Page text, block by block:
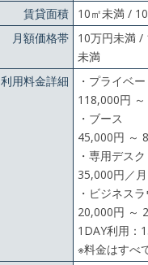
賃貸面積
10㎡未満 /
月額価格帯
10万円未満 /
未満
利用料金詳細
・プライベ
118,000円
・ブース
45,000円 ～
・専用デスク
35,000円／月
・ビジネス
20,000円 ～
1DAY利用：
※料金はすべ